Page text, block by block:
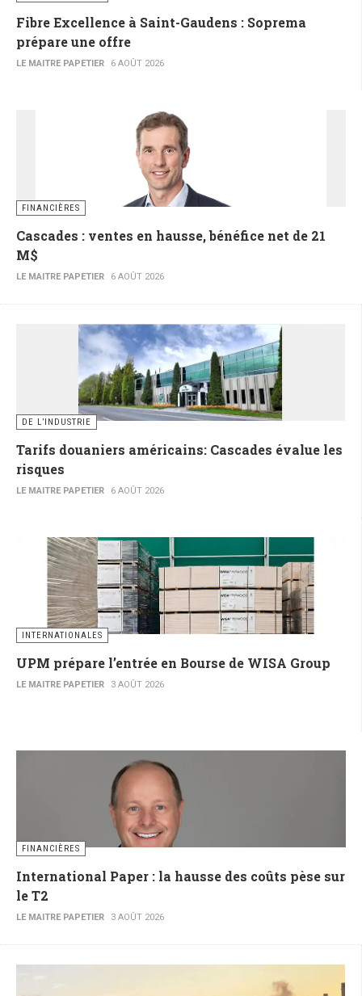
Fibre Excellence à Saint-Gaudens : Soprema
prépare une offre
LE MAITRE PAPETIER 6 AOÛT 2026
FINANCIÈRES
Cascades : ventes en hausse, bénéfice net de 21
M$
LE MAITRE PAPETIER 6 AOÛT 2026
DE L’INDUSTRIE
Tarifs douaniers américains: Cascades évalue les
risques
LE MAITRE PAPETIER 6 AOÛT 2026
INTERNATIONALES
UPM prépare l’entrée en Bourse de WISA Group
LE MAITRE PAPETIER 3 AOÛT 2026
FINANCIÈRES
International Paper : la hausse des coûts pèse sur
le T2
LE MAITRE PAPETIER 3 AOÛT 2026